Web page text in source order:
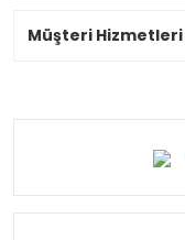
Müşteri Hizmetleri